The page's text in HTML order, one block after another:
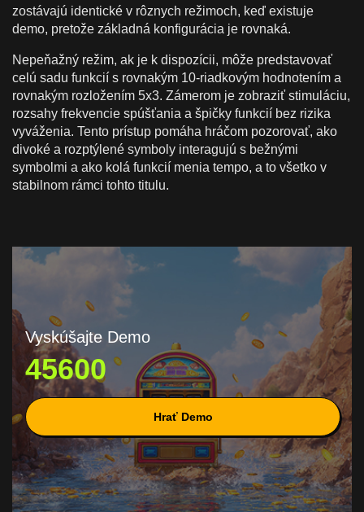
zostávajú identické v rôznych režimoch, keď existuje
demo, pretože základná konfigurácia je rovnaká.
Nepeňažný režim, ak je k dispozícii, môže predstavovať
celú sadu funkcií s rovnakým 10-riadkovým hodnotením a
rovnakým rozložením 5x3. Zámerom je zobraziť stimuláciu,
rozsahy frekvencie spúšťania a špičky funkcií bez rizika
vyváženia. Tento prístup pomáha hráčom pozorovať, ako
divoké a rozptýlené symboly interagujú s bežnými
symbolmi a ako kolá funkcií menia tempo, a to všetko v
stabilnom rámci tohto titulu.
Vyskúšajte Demo
45600
Hrať Demo